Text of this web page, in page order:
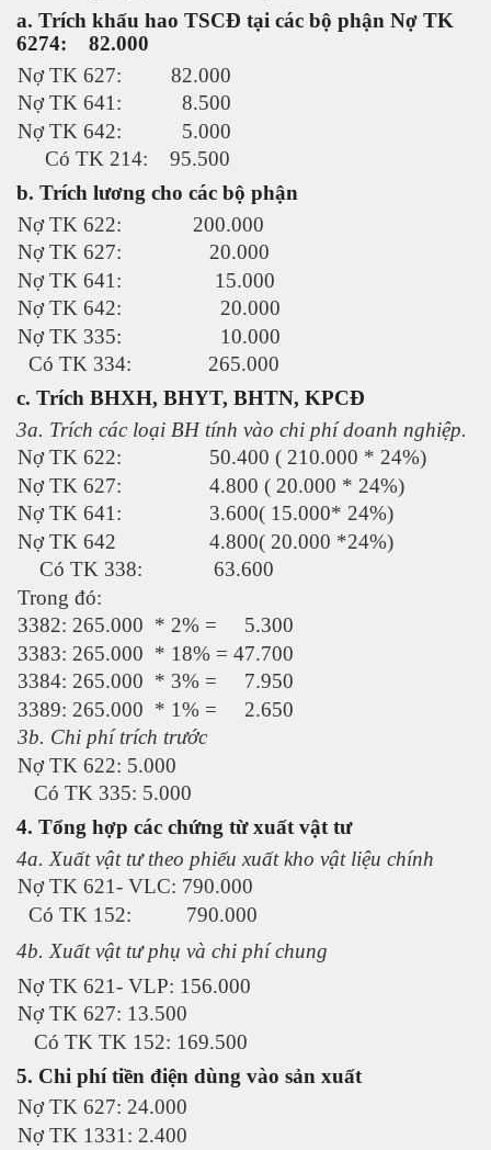
a. Trích khấu hao TSCĐ tại các bộ phận Nợ TK
6274: 82.000
Nợ TK 627: 82.000
Nợ TK 641: 8.500
Nợ TK 642: 5.000
Có TK 214: 95.500
b. Trích lương cho các bộ phận
Nợ TK 622: 200.000
Nợ TK 627: 20.000
Nợ TK 641: 15.000
Nợ TK 642: 20.000
Nợ TK 335: 10.000
Có TK 334: 265.000
c. Trích BHXH, BHYT, BHTN, KPCĐ
3a. Trích các loại BH tính vào chi phí doanh nghiệp.
Nợ TK 622: 50.400 ( 210.000 * 24%)
Nợ TK 627: 4.800 ( 20.000 * 24%)
Nợ TK 641: 3.600( 15.000* 24%)
Nợ TK 642 4.800( 20.000 *24%)
Có TK 338: 63.600
Trong đó:
3382: 265.000 * 2% = 5.300
3383: 265.000 * 18% = 47.700
3384: 265.000 * 3% = 7.950
3389: 265.000 * 1% = 2.650
3b. Chi phí trích trước
Nợ TK 622: 5.000
Có TK 335: 5.000
4. Tổng hợp các chứng từ xuất vật tư
4a. Xuất vật tư theo phiếu xuất kho vật liệu chính
Nợ TK 621- VLC: 790.000
Có TK 152: 790.000
4b. Xuất vật tư phụ và chi phí chung
Nợ TK 621- VLP: 156.000
Nợ TK 627: 13.500
Có TK TK 152: 169.500
5. Chi phí tiền điện dùng vào sản xuất
Nợ TK 627: 24.000
Nợ TK 1331: 2.400